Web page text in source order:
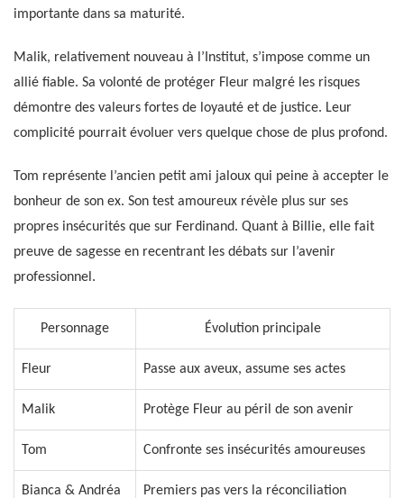
importante dans sa maturité.
Malik, relativement nouveau à l’Institut, s’impose comme un
allié fiable. Sa volonté de protéger Fleur malgré les risques
démontre des valeurs fortes de loyauté et de justice. Leur
complicité pourrait évoluer vers quelque chose de plus profond.
Tom représente l’ancien petit ami jaloux qui peine à accepter le
bonheur de son ex. Son test amoureux révèle plus sur ses
propres insécurités que sur Ferdinand. Quant à Billie, elle fait
preuve de sagesse en recentrant les débats sur l’avenir
professionnel.
Personnage Évolution principale
Fleur Passe aux aveux, assume ses actes
Malik Protège Fleur au péril de son avenir
Tom Confronte ses insécurités amoureuses
Bianca & Andréa Premiers pas vers la réconciliation